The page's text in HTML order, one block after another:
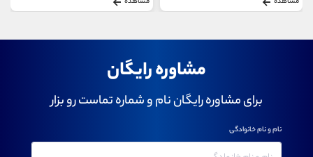
مشاوره رایگان
برای مشاوره رایگان نام و شماره تماست رو بزار
نام و نام خانوادگی